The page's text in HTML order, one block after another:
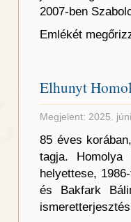
2007-ben
Emlékét
Elhunyt
Megjelent: 2025.
85 éves
tagja.
helyettese,
és Bakfark